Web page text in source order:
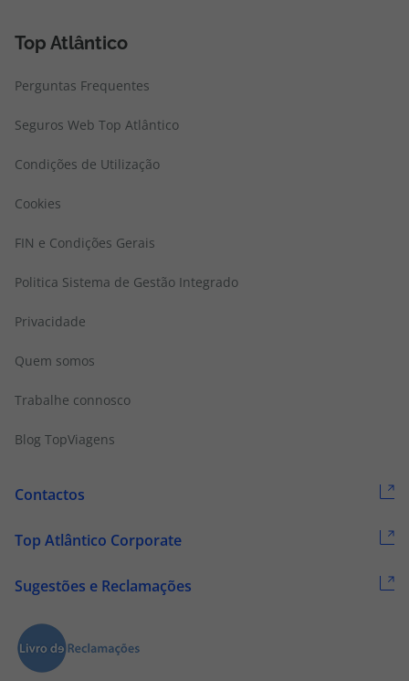
Top Atlântico
Perguntas Frequentes
Seguros Web Top Atlântico
Condições de Utilização
Cookies
FIN e Condições Gerais
Politica Sistema de Gestão Integrado
Privacidade
Quem somos
Trabalhe connosco
Blog TopViagens
Contactos
Top Atlântico Corporate
Sugestões e Reclamações